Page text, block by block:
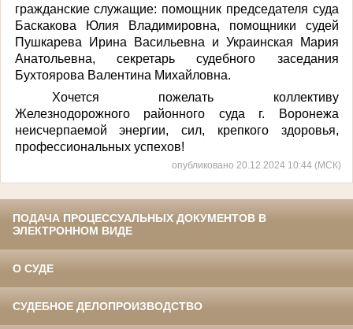
гражданские служащие: помощник председателя суда
Баскакова Юлия Владимировна, помощники судей
Пушкарева Ирина Васильевна и Украинская Мария
Анатольевна, секретарь судебного заседания
Бухтоярова Валентина Михайловна.
Хочется пожелать коллективу
Железнодорожного районного суда г. Воронежа
неисчерпаемой энергии, сил, крепкого здоровья,
профессиональных успехов!
опубликовано 20.12.2024 10:44 (МСК)
ПОДАЧА ПРОЦЕССУАЛЬНЫХ ДОКУМЕНТОВ В
ЭЛЕКТРОННОМ ВИДЕ
О СУДЕ
СУДЕБНОЕ ДЕЛОПРОИЗВОДСТВО